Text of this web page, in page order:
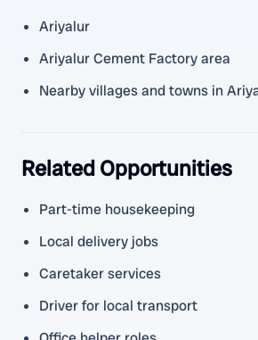
Ariyalur
Ariyalur Cement Factory area
Nearby villages and towns in
Related Opportunities
Part-time housekeeping
Local delivery jobs
Caretaker services
Driver for local transport